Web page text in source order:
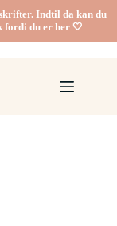
Indtil da kan du
fordi du er her 🤍